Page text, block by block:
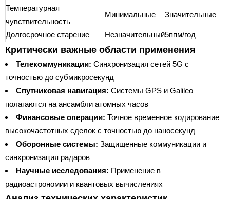
Температурная
чувствительность
Минимальные Значительные
Долгосрочное старение Незначительный5ппм/год
Критически важные области применения
Телекоммуникации: Синхронизация сетей 5G с
точностью до субмикросекунд
Спутниковая навигация: Системы GPS и Galileo
полагаются на ансамбли атомных часов
Финансовые операции: Точное временное кодирование
высокочастотных сделок с точностью до наносекунд
Оборонные системы: Защищенные коммуникации и
синхронизация радаров
Научные исследования: Применение в
радиоастрономии и квантовых вычислениях